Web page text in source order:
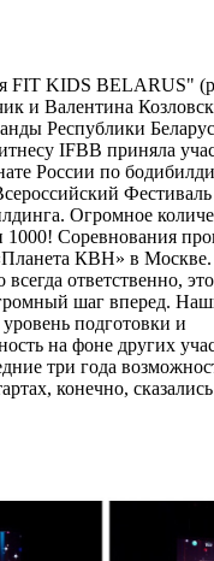
FIT KIDS BELARUS"
и Валентина
Республики
IFBB приняла
России по
Фестиваль
Огромное
1000! Соревнования
КВН» в Москве.
всегда ответственно,
шаг вперед.
подготовки и
на фоне других
три года
конечно, сказались